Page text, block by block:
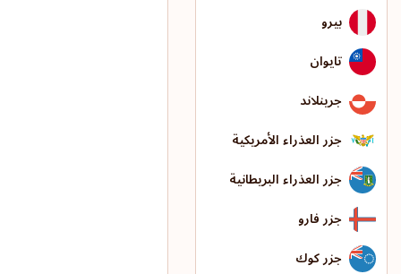
بيرو
تايوان
جرينلاند
جزر العذراء الأمريكية
جزر العذراء البريطانية
جزر فارو
جزر كوك